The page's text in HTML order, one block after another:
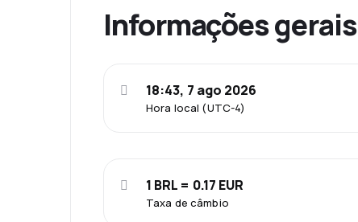
Informações gerais
Hora local (UTC-4)
18:43, 7 ago 2026
Taxa de câmbio
1 BRL = 0.17 EUR